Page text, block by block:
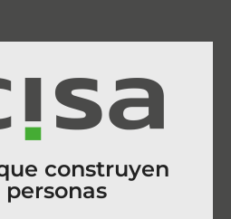
construyen
personas